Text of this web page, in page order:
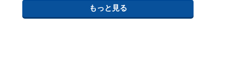
もっと見る